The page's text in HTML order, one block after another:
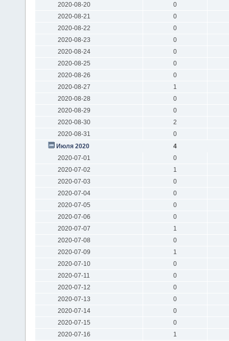
2020-08-20
0
2020-08-21
0
2020-08-22
0
2020-08-23
0
2020-08-24
0
2020-08-25
0
2020-08-26
0
2020-08-27
1
2020-08-28
0
2020-08-29
0
2020-08-30
2
2020-08-31
0
Июля 2020
4
2020-07-01
0
2020-07-02
1
2020-07-03
0
2020-07-04
0
2020-07-05
0
2020-07-06
0
2020-07-07
1
2020-07-08
0
2020-07-09
1
2020-07-10
0
2020-07-11
0
2020-07-12
0
2020-07-13
0
2020-07-14
0
2020-07-15
0
2020-07-16
1